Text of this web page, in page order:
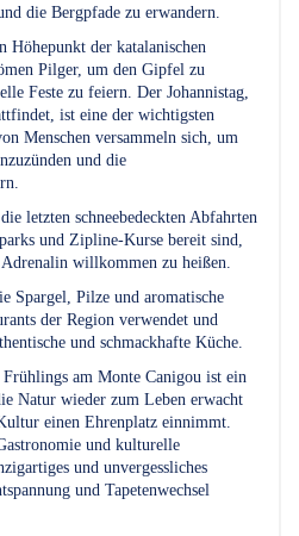
die Bergpfade zu erwandern.
Höhepunkt der katalanischen
Pilger, um den Gipfel zu
Feste zu feiern. Der Johannistag,
ist eine der wichtigsten
Menschen versammeln sich, um
und die
letzten schneebedeckten Abfahrten
und Zipline-Kurse bereit sind,
willkommen zu heißen.
Spargel, Pilze und aromatische
der Region verwendet und
und schmackhafte Küche.
am Monte Canigou ist ein
Natur wieder zum Leben erwacht
einen Ehrenplatz einnimmt.
und kulturelle
und unvergessliches
und Tapetenwechsel